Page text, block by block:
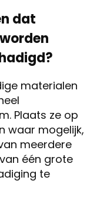
dat
materialen
Plaats ze op
waar mogelijk,
meerdere
één grote
te